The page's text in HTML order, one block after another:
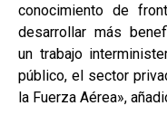
conocimiento de
desarrollar más
un trabajo
público, el sector
la Fuerza Aérea»,